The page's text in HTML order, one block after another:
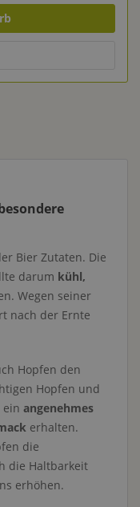
Bier Zutaten. Die
darum kühl,
Wegen seiner
nach der Ernte
Hopfen den
Hopfen und
ein angenehmes
erhalten.
die
die Haltbarkeit
erhöhen.